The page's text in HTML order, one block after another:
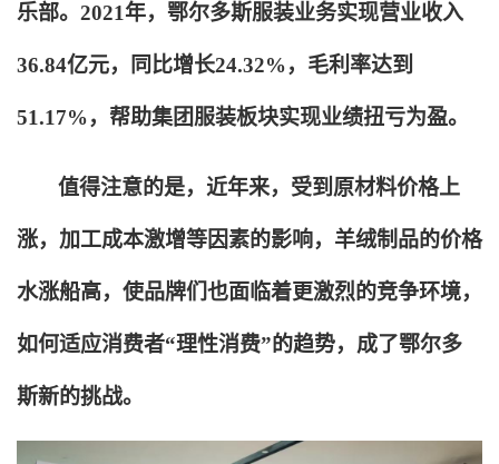
乐部。2021年，鄂尔多斯服装业务实现营业收入
36.84亿元，同比增长24.32%，毛利率达到
51.17%，帮助集团服装板块实现业绩扭亏为盈。
值得注意的是，近年来，受到原材料价格上
涨，加工成本激增等因素的影响，羊绒制品的价格
水涨船高，使品牌们也面临着更激烈的竞争环境，
如何适应消费者“理性消费”的趋势，成了鄂尔多
斯新的挑战。